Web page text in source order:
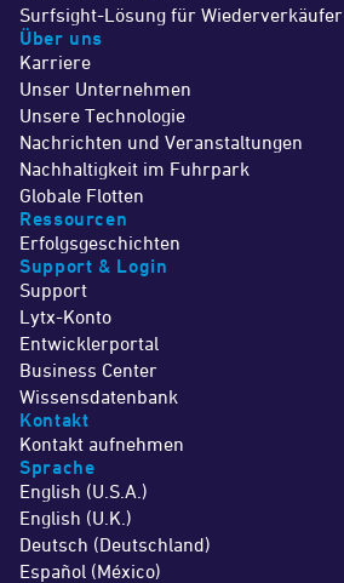
Surfsight-Lösung für Wiederverkäufer
Über uns
Karriere
Unser Unternehmen
Unsere Technologie
Nachrichten und Veranstaltungen
Nachhaltigkeit im Fuhrpark
Globale Flotten
Ressourcen
Erfolgsgeschichten
Support & Login
Support
Lytx-Konto
Entwicklerportal
Business Center
Wissensdatenbank
Kontakt
Kontakt aufnehmen
Sprache
English (U.S.A.)
English (U.K.)
Deutsch (Deutschland)
Español (México)